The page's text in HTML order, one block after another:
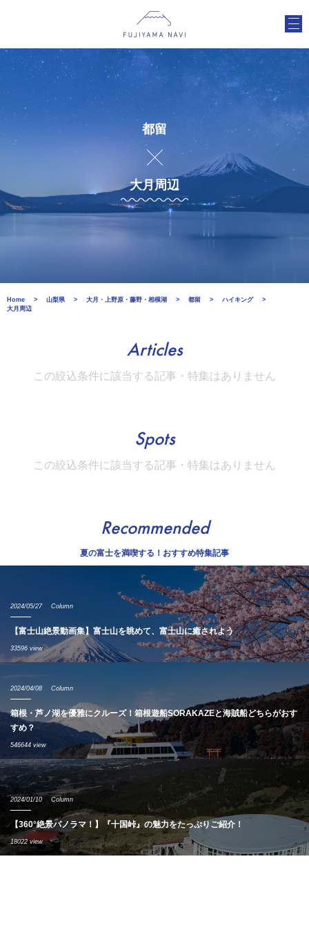
都留
大月周辺
Home 山梨県 大月・上野原・藤野・相模湖 都留
ハイキング
大月周辺
Articles
この絞込条件に該当する記事・特集はありません
Spots
この絞込条件に該当する記事・特集はありません
Recommended
夏の富士を満喫する！おすすめ特集記事
2024/05/27 Column
【富士山絶景動画集】富士山を眺めて、富士山に癒されよう
33596 view
2024/04/08 Column
箱根・芦ノ湖を優雅にクルーズ！箱根遊船SORAKAZEと海賊船どちらがおす
すめ？
546644 view
2024/01/10 Column
【360°絶景パノラマ！】『十国峠』の魅力をたっぷりご紹介！
18022 view